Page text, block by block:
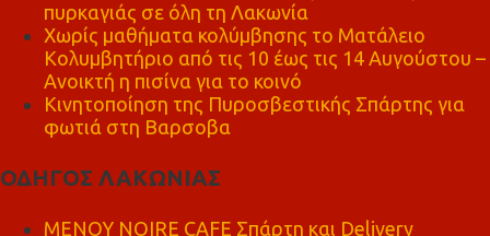
πυρκαγιάς σε όλη τη Λακωνία
Χωρίς μαθήματα κολύμβησης το Ματάλειο
Κολυμβητήριο από τις 10 έως τις 14 Αυγούστου –
Ανοικτή η πισίνα για το κοινό
Κινητοποίηση της Πυροσβεστικής Σπάρτης για
φωτιά στη Βαρσοβα
ΟΔΗΓΟΣ ΛΑΚΩΝΙΑΣ
MENOY NOIRE CAFE Σπάρτη και Delivery